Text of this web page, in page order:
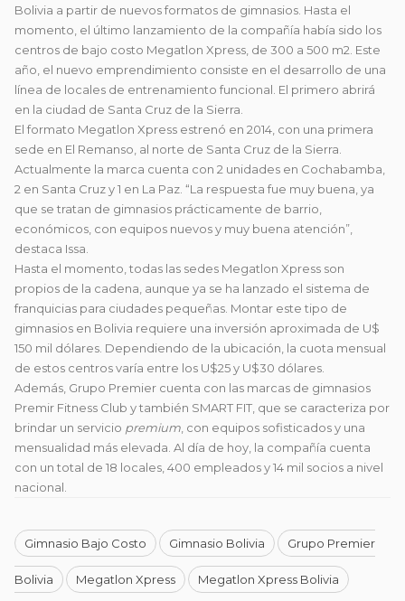
Bolivia a partir de nuevos formatos de gimnasios. Hasta el
momento, el último lanzamiento de la compañía había sido los
centros de bajo costo Megatlon Xpress, de 300 a 500 m2. Este
año, el nuevo emprendimiento consiste en el desarrollo de una
línea de locales de entrenamiento funcional. El primero abrirá
en la ciudad de Santa Cruz de la Sierra.
El formato Megatlon Xpress estrenó en 2014, con una primera
sede en El Remanso, al norte de Santa Cruz de la Sierra.
Actualmente la marca cuenta con 2 unidades en Cochabamba,
2 en Santa Cruz y 1 en La Paz. “La respuesta fue muy buena, ya
que se tratan de gimnasios prácticamente de barrio,
económicos, con equipos nuevos y muy buena atención”,
destaca Issa.
Hasta el momento, todas las sedes Megatlon Xpress son
propios de la cadena, aunque ya se ha lanzado el sistema de
franquicias para ciudades pequeñas. Montar este tipo de
gimnasios en Bolivia requiere una inversión aproximada de U$
150 mil dólares. Dependiendo de la ubicación, la cuota mensual
de estos centros varía entre los U$25 y U$30 dólares.
Además, Grupo Premier cuenta con las marcas de gimnasios
Premir Fitness Club y también SMART FIT, que se caracteriza por
brindar un servicio premium , con equipos sofisticados y una
mensualidad más elevada. Al día de hoy, la compañía cuenta
con un total de 18 locales, 400 empleados y 14 mil socios a nivel
nacional.
Gimnasio Bajo Costo Gimnasio Bolivia Grupo Premier
Bolivia Megatlon Xpress Megatlon Xpress Bolivia